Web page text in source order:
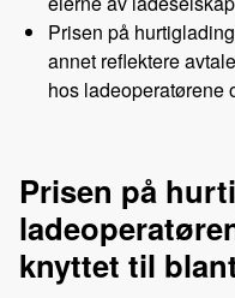
Prisen på
annet reflektere
hos ladeoperatørene
Prisen på
knyttet til